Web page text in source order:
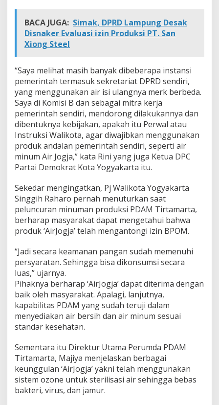
a
m
a
M
e
n
i
n
g
k
a
t
BACA JUGA: Simak, DPRD Lampung Desak
Disnaker Evaluasi izin Produksi PT. San
Xiong Steel
“Saya melihat masih banyak dibeberapa instansi
pemerintah termasuk sekretariat DPRD sendiri,
yang menggunakan air isi ulangnya merk berbeda.
Saya di Komisi B dan sebagai mitra kerja
pemerintah sendiri, mendorong dilakukannya dan
dibentuknya kebijakan, apakah itu Perwal atau
Instruksi Walikota, agar diwajibkan menggunakan
produk andalan pemerintah sendiri, seperti air
minum Air Jogja,” kata Rini yang juga Ketua DPC
Partai Demokrat Kota Yogyakarta itu.
Sekedar mengingatkan, Pj Walikota Yogyakarta
Singgih Raharo pernah menuturkan saat
peluncuran minuman produksi PDAM Tirtamarta,
berharap masyarakat dapat mengetahui bahwa
produk ‘AirJogja’ telah mengantongi izin BPOM.
“Jadi secara keamanan pangan sudah memenuhi
persyaratan. Sehingga bisa dikonsumsi secara
luas,” ujarnya.
Pihaknya berharap ‘AirJogja’ dapat diterima dengan
baik oleh masyarakat. Apalagi, lanjutnya,
kapabilitas PDAM yang sudah teruji dalam
menyediakan air bersih dan air minum sesuai
standar kesehatan.
Sementara itu Direktur Utama Perumda PDAM
Tirtamarta, Majiya menjelaskan berbagai
keunggulan ‘AirJogja’ yakni telah menggunakan
sistem ozone untuk sterilisasi air sehingga bebas
bakteri, virus, dan jamur.